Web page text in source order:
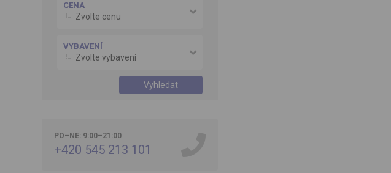
CENA
Zvolte cenu
VYBAVENÍ
Zvolte vybavení
Vyhledat
PO–NE: 9:00–21:00
+420 545 213 101